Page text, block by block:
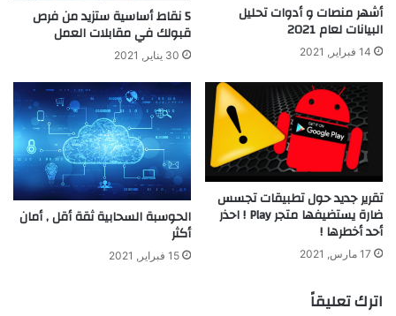
أشهر منصات و أدوات تحليل
البيانات لعام 2021
14 فبراير, 2021
5 نقاط أساسية ستزيد من فرص
قبولك في مقابلات العمل
30 يناير, 2021
تقرير جديد حول تطبيقات تجسس
ضارة يستضيفها متجر Play ! احذر
أحد أخطرها !
17 مارس, 2021
الحوسبة السحابية ثقة أقل , أمان
أكثر
15 فبراير, 2021
اترك تعليقاً